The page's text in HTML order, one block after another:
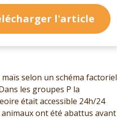
l'article
selon un schéma factoriel
les groupes P la
était accessible 24h/24
animaux ont été abattus avant